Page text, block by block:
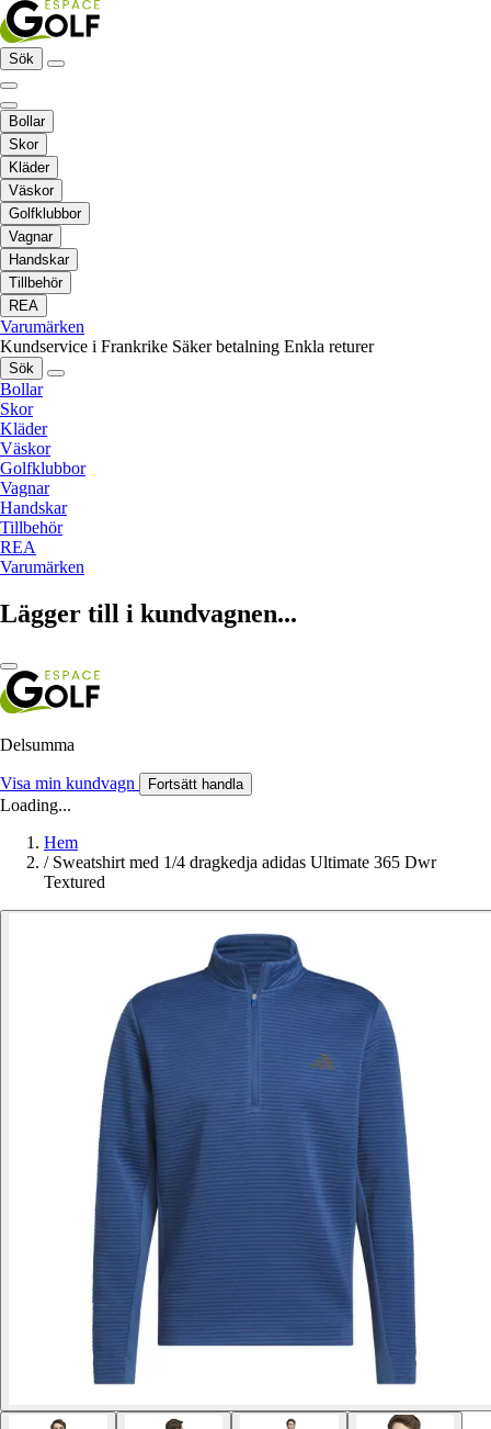
Sök
Bollar
Skor
Kläder
Väskor
Golfklubbor
Vagnar
Handskar
Tillbehör
REA
Varumärken
Kundservice i Frankrike Säker betalning Enkla returer
Sök
Bollar
Skor
Kläder
Väskor
Golfklubbor
Vagnar
Handskar
Tillbehör
REA
Varumärken
Lägger till i kundvagnen...
Delsumma
Visa min kundvagn Fortsätt handla
Loading...
Hem
/ Sweatshirt med 1/4 dragkedja adidas Ultimate 365 Dwr
Textured